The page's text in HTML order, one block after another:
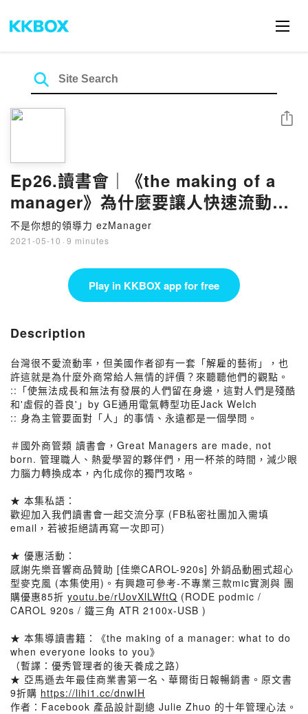
Ep26.讀書會｜《the making of a
manager》為什麼要讓人快速流動?
以為自己是仁慈主管，卻變成最殘酷
的渣老闆？｜解僱員工的藝術與健康
不是你想的領導力 ezManager
2021-05-10 · 9 minutes
Share
Play in KKBOX app for free
Description
台灣很不愛流動率，但美國作者卻有一套「解雇的藝術」，也
許這就是為什麼外商常給人無情的評價？來聽聽他們的觀點。
::「使無法成長和無法有發展的人們留在身邊，這對人們是殘酷
和'虛假的善良'」by GE通用電氣轉型功臣Jack Welch
:: 身為主管要面對「人」的事情、永遠都是一個學問。
＃國外商管類 讀書會，Great Managers are made, not
born. 管理職人、熱愛學習的夥伴們，用一杯茶的時間，減少眼
力腦力轉換成本，內化成你的獨門攻略。
★ 本集私語：
歡迎加入我們讀書會一起交流分享 (FB私密社團加入需填
email，若被拒絕請再寫一次即可)
★ 優惠活動：
感謝先樂音響商品贊助 [佳樂CAROL-920s] 外銷品動圈式超心
型麥克風 (本集使用)。有興趣可參考-不專業三款mic實測與 團
購優惠85折 youtu.be/rUovXlLWftQ (RODE podmic /
CAROL 920s / 鐵三角 ATR 2100x-USB )
★ 本集導讀書籍：《the making of a manager: what to do
when everyone looks to you》
（暫譯：優秀管理者的後天養成之路）
★ 亞馬遜去年最佳商業書第一名、華爾街日報暢銷書。原文書
9折購 https://lihi1.cc/dnwIH
作者：Facebook 產品設計副總 Julie Zhuo 的十年管理心法。